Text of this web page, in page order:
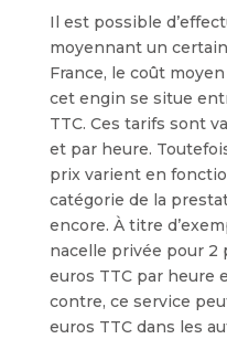
Il est possible
moyennant un
France, le coût
cet engin se situe
TTC. Ces tarifs sont
et par heure.
prix varient en
catégorie de la
encore. À titre
nacelle privée pour 2
euros TTC par heure
contre, ce service
euros TTC dans les